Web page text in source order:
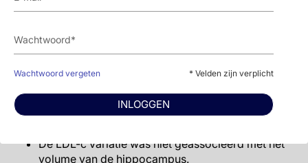
Wachtwoord vergeten * Velden zijn verplicht
INLOGGEN
‘Stroop test’ (placebo: 65.06, 68.00, 68.00
64.70, 67.54 seconden, P trend = 0.11); ‘Letter-digit
coding test’ aantallen (placebo: 23.05, 22.29,
22.39, P trend = 0.20 en pravastatine: 22.41, 22.81,
Er werd geen interactie gezien tussen LDL-c
variabiliteit en pravastatinebehandeling voor de
De LDL-c variatie was niet geassocieerd met het
volume van de hippocampus.